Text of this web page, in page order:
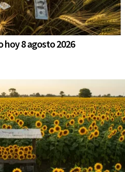
hoy 8 agosto 2026